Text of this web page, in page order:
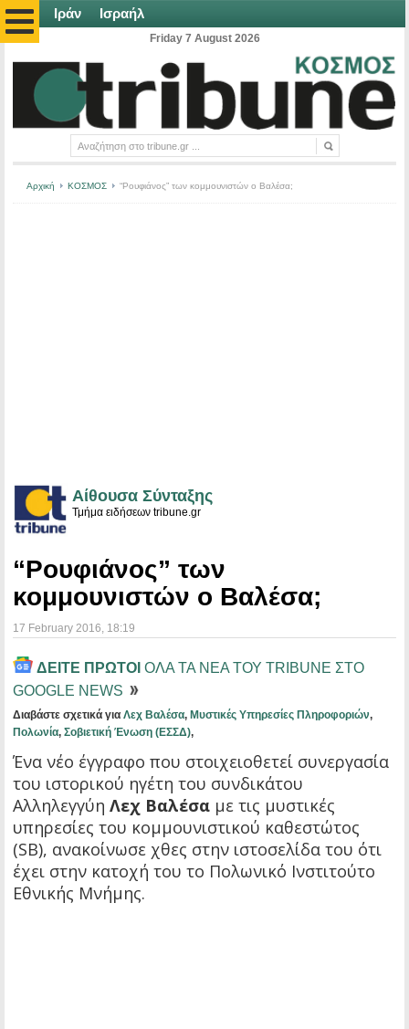
Ιράν Ισραήλ
Friday 7 August 2026
Αρχική ΚΟΣΜΟΣ “Ρουφιάνος” των κομμουνιστών ο Βαλέσα;
Αίθουσα Σύνταξης
Τμήμα ειδήσεων tribune.gr
“Ρουφιάνος” των
κομμουνιστών ο Βαλέσα;
17 February 2016 , 18:19
ΔΕΙΤΕ ΠΡΩΤΟΙ ΟΛΑ ΤΑ ΝΕΑ ΤΟΥ TRIBUNE ΣΤΟ
GOOGLE NEWS
Διαβάστε σχετικά για Λεχ Βαλέσα, Μυστικές Υπηρεσίες Πληροφοριών,
Πολωνία, Σοβιετική Ένωση (ΕΣΣΔ),
Ένα νέο έγγραφο που στοιχειοθετεί συνεργασία
του ιστορικού ηγέτη του συνδικάτου
Αλληλεγγύη Λεχ Βαλέσα με τις μυστικές
υπηρεσίες του κομμουνιστικού καθεστώτος
(SB), ανακοίνωσε χθες στην ιστοσελίδα του ότι
έχει στην κατοχή του το Πολωνικό Ινστιτούτο
Εθνικής Μνήμης.